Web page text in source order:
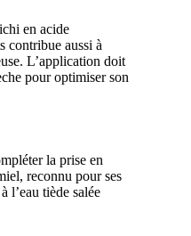
en acide
contribue aussi à
L’application doit
pour optimiser son
la prise en
reconnu pour ses
l’eau tiède salée